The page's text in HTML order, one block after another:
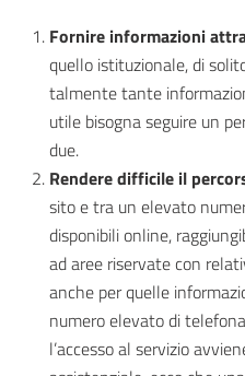
Fornire informazioni
quello istituzionale, di
talmente tante
utile bisogna seguire un
due.
Rendere difficile il
sito e tra un elevato
disponibili online,
ad aree riservate con
anche per quelle
numero elevato di
l’accesso al servizio